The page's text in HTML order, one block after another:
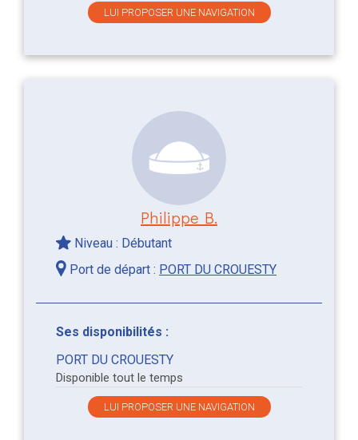
LUI PROPOSER UNE NAVIGATION
Philippe B.
Niveau : Débutant
Port de départ : PORT DU CROUESTY
Ses disponibilités :
PORT DU CROUESTY
Disponible tout le temps
LUI PROPOSER UNE NAVIGATION